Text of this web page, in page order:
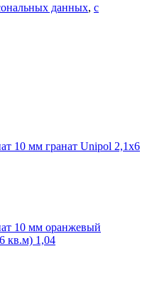
данных, с
10 мм гранат Unipol 2,1х6
10 мм оранжевый
кв.м) 1,04